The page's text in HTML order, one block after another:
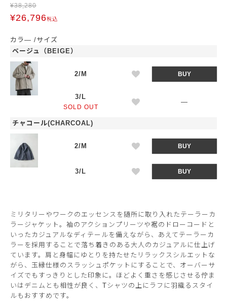
¥38,280
¥26,796税込
カラ―
サイズ
ベージュ（BEIGE）
2/M BUY
3/L
SOLD OUT
—
チャコール(CHARCOAL)
2/M BUY
3/L BUY
ミリタリーやワークのエッセンスを随所に取り入れたテーラーカ
ラージャケット。袖のアクションプリーツや裾のドローコードと
いったカジュアルなディテールを備えながら、あえてテーラーカ
ラーを採用することで落ち着きのある大人のカジュアルに仕上げ
ています。肩と身幅にゆとりを持たせたリラックスシルエットな
がら、玉縁仕様のスラッシュポケットにすることで、オーバーサ
イズでもすっきりとした印象に。ほどよく重さを感じさせる佇ま
いはデニムとも相性が良く、Tシャツの上にラフに羽織るスタイ
ルもおすすめです。